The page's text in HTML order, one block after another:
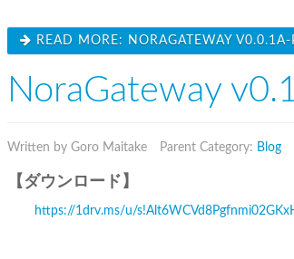
READ MORE: NORAGATEWAY
NoraGateway
Written by Goro Maitake Parent Category: Blog
【ダウンロード】
https://1drv.ms/u/